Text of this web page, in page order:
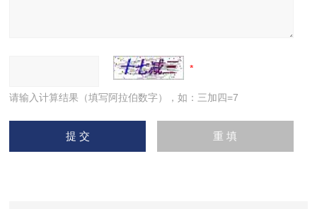
请输入计算结果（填写阿拉伯数字），如：三加四=7